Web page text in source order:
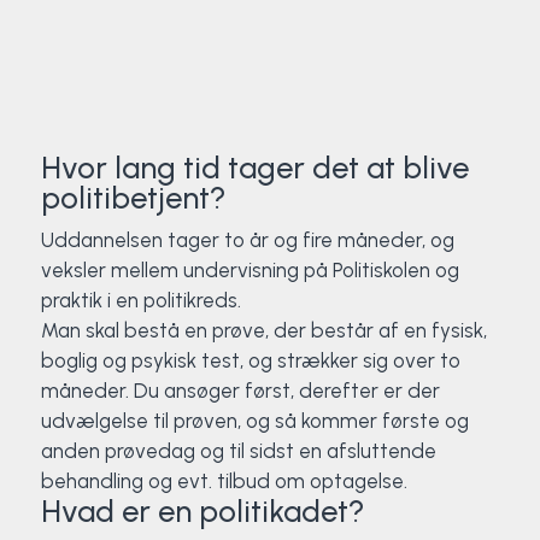
Hvor lang tid tager det at blive
politibetjent?
Uddannelsen tager to år og fire måneder, og
veksler mellem undervisning på Politiskolen og
praktik i en politikreds.
Man skal bestå en prøve, der består af en fysisk,
boglig og psykisk test, og strækker sig over to
måneder. Du ansøger først, derefter er der
udvælgelse til prøven, og så kommer første og
anden prøvedag og til sidst en afsluttende
behandling og evt. tilbud om optagelse.
Hvad er en politikadet?